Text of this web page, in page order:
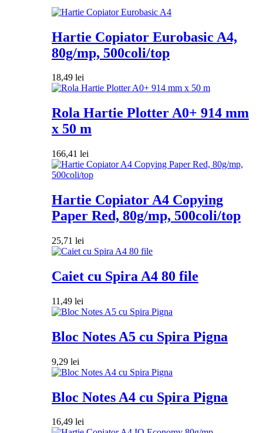
Hartie Copiator Eurobasic A4,
80g/mp, 500coli/top
18,49 lei
Rola Hartie Plotter A0+ 914 mm
x 50 m
166,41 lei
Hartie Copiator A4 Copying
Paper Red, 80g/mp, 500coli/top
25,71 lei
Caiet cu Spira A4 80 file
11,49 lei
Bloc Notes A5 cu Spira Pigna
9,29 lei
Bloc Notes A4 cu Spira Pigna
16,49 lei